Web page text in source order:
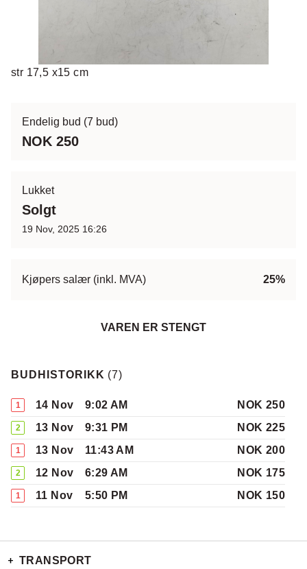
str 17,5 x15 cm
Endelig bud (7 bud)
NOK 250
Lukket
Solgt
19 Nov, 2025 16:26
Kjøpers salær (inkl. MVA) 25%
VAREN ER STENGT
BUDHISTORIKK (7)
1 14 Nov 9:02 AM NOK 250
2 13 Nov 9:31 PM NOK 225
1 13 Nov 11:43 AM NOK 200
2 12 Nov 6:29 AM NOK 175
1 11 Nov 5:50 PM NOK 150
TRANSPORT